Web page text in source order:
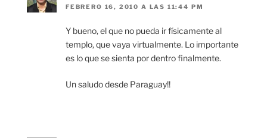
FEBRERO 16, 2010 A LAS 11:44 PM
Y bueno, el que no pueda ir físicamente al
templo, que vaya virtualmente. Lo importante
es lo que se sienta por dentro finalmente.
Un saludo desde Paraguay!!